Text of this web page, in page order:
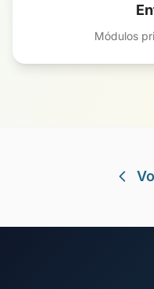
Módulos